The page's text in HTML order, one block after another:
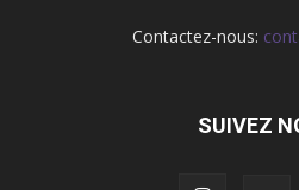
Contactez-nous:
SUIVEZ